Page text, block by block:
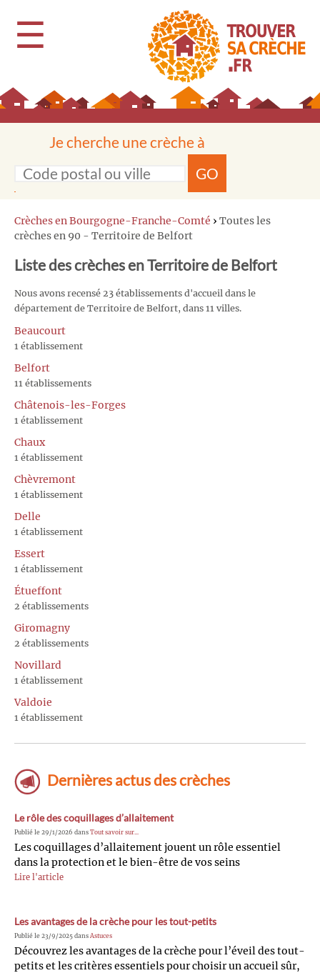
☰
Je cherche une crèche à
GO
Crèches en Bourgogne-Franche-Comté › Toutes les
crèches en 90 - Territoire de Belfort
Liste des crèches en Territoire de Belfort
Nous avons recensé 23 établissements d'accueil dans le
département de Territoire de Belfort, dans 11 villes.
Beaucourt
1 établissement
Belfort
11 établissements
Châtenois-les-Forges
1 établissement
Chaux
1 établissement
Chèvremont
1 établissement
Delle
1 établissement
Essert
1 établissement
Étueffont
2 établissements
Giromagny
2 établissements
Novillard
1 établissement
Valdoie
1 établissement
Dernières actus des crèches
Le rôle des coquillages d’allaitement
Publié le 29/1/2026 dans Tout savoir sur...
Les coquillages d’allaitement jouent un rôle essentiel
dans la protection et le bien-être de vos seins
Lire l'article
Les avantages de la crèche pour les tout-petits
Publié le 23/9/2025 dans Astuces
Découvrez les avantages de la crèche pour l’éveil des tout-
petits et les critères essentiels pour choisir un accueil sûr,